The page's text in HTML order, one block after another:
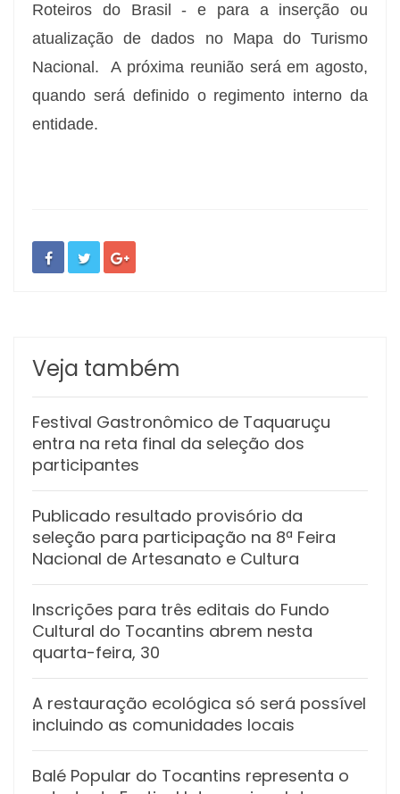
Roteiros do Brasil - e para a inserção ou
atualização de dados no Mapa do Turismo
Nacional.
A próxima reunião será em agosto,
quando será definido o regimento interno da
entidade.
Veja também
Festival Gastronômico de Taquaruçu
entra na reta final da seleção dos
participantes
Publicado resultado provisório da
seleção para participação na 8ª Feira
Nacional de Artesanato e Cultura
Inscrições para três editais do Fundo
Cultural do Tocantins abrem nesta
quarta-feira, 30
A restauração ecológica só será possível
incluindo as comunidades locais
Balé Popular do Tocantins representa o